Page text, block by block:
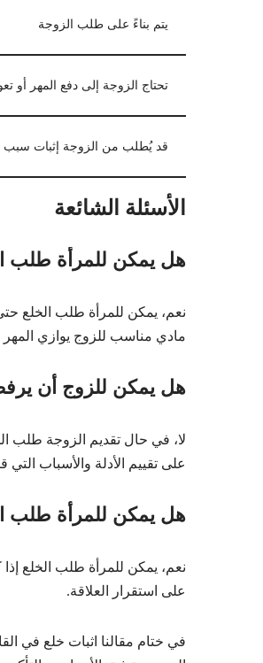
يتم بناءً على طلب الزوجة
تحتاج الزوجة إلى دفع المهر أو
قد يُطلب من الزوجة إثبات سبب
الأسئلة الشائعة
هل يمكن للمرأة طلب
نعم، يمكن للمرأة طلب الخلع
مادي مناسب للزوج يوازي المهر
هل يمكن للزوج أن
لا، في حال تقديم الزوجة طلب
على تقييم الأدلة والأسباب
هل يمكن للمرأة طلب
نعم، يمكن للمرأة طلب الخلع إذا
على استقرار العلاقة.
في ختام مقالنا اثبات خلع في